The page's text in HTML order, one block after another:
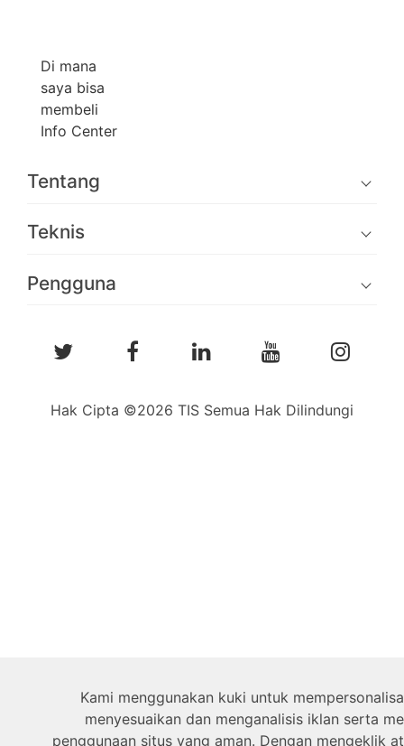
Di mana
saya bisa
membeli
Info Center
Tentang
Teknis
Pengguna
Hak Cipta ©2026 TIS Semua Hak Dilindungi
Kami menggunakan kuki untuk
menyesuaikan dan menganalisis iklan serta
penggunaan situs yang aman. Dengan mengeklik